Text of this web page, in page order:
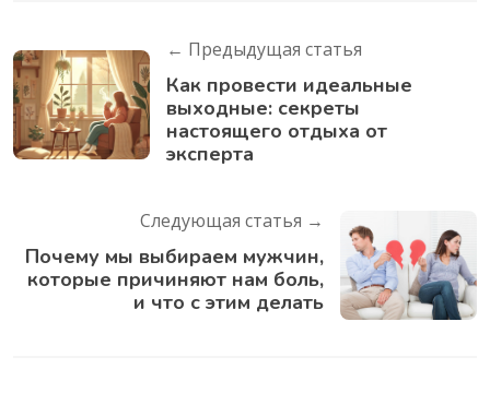
← Предыдущая статья
Как провести идеальные
выходные: секреты
настоящего отдыха от
эксперта
Следующая статья →
Почему мы выбираем мужчин,
которые причиняют нам боль,
и что с этим делать